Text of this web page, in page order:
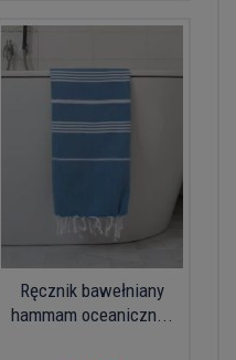
Ręcznik bawełniany
hammam oceaniczn...